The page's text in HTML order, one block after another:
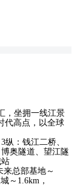
，坐拥一线江景
代高点，以全球
：钱江二桥、
奥隧道、望江隧
总部基地～
～1.6km，